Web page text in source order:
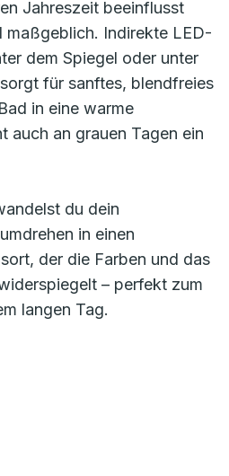
Jahreszeit beeinflusst
maßgeblich. Indirekte LED-
dem Spiegel oder unter
für sanftes, blendfreies
in eine warme
auch an grauen Tagen ein
du dein
in einen
der die Farben und das
– perfekt zum
langen Tag.